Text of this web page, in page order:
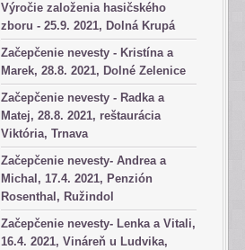
Výročie založenia hasičského
zboru - 25.9. 2021, Dolná Krupá
Začepčenie nevesty - Kristína a
Marek, 28.8. 2021, Dolné Zelenice
Začepčenie nevesty - Radka a
Matej, 28.8. 2021, reštaurácia
Viktória, Trnava
Začepčenie nevesty- Andrea a
Michal, 17.4. 2021, Penzión
Rosenthal, Ružindol
Začepčenie nevesty- Lenka a Vitali,
16.4. 2021, Vináreň u Ludvika,